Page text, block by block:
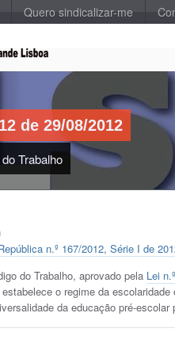
Quero sindicalizar-me
de 29/08/2012
Trabalho
n.º 167/2012, Série I de
do Trabalho, aprovado pela Lei
o regime da
da educação pré-